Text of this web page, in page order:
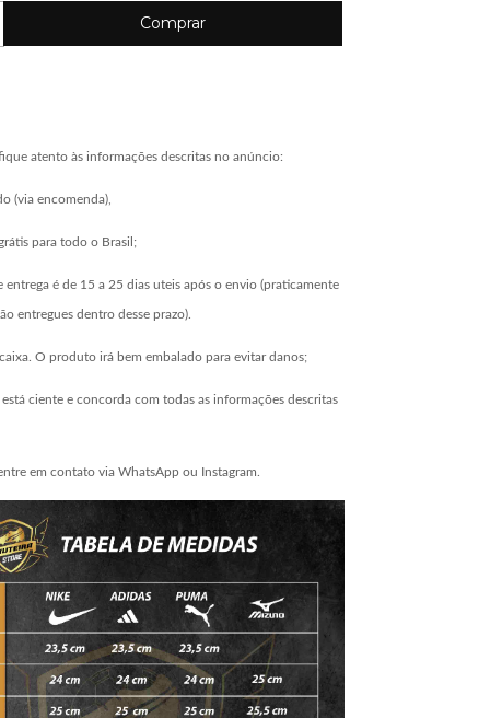
atento às informações descritas no anúncio:
(via encomenda),
para todo o Brasil;
entrega é de 15 a 25 dias uteis após o envio (praticamente
entregues dentro desse prazo).
O produto irá bem embalado para evitar danos;
ciente e concorda com todas as informações descritas
em contato via WhatsApp ou Instagram.